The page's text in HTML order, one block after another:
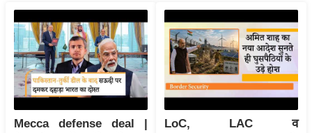
त
यं
ग
इं
डि
या
सा
Mecca defense deal |
LoC, LAC व